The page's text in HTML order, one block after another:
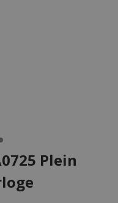
Plein